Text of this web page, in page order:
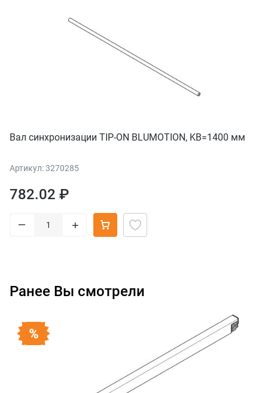
Вал синхронизации TIP-ON BLUMOTION, KB=1400 мм
Артикул: 3270285
782.02 ₽
– +
Ранее Вы смотрели